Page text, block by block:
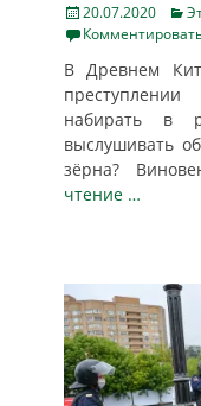
Posted
on
20.07.2020
В Древнем
набирать в
выслушивать
зёрна?
чтение …